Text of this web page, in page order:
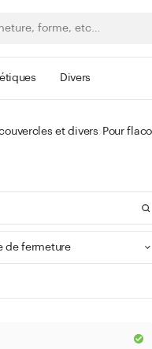
Divers
et divers Pour
de fermeture